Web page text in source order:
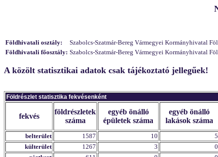
Földhivatali osztály:
Szabolcs-Szatmár-Bereg Vármegyei Kormányhivatal
Földhivatali főosztály: Szabolcs-Szatmár-Bereg Vármegyei Kormányhivatal
A közölt statisztikai adatok csak tájékoztató jellegűek!
Földrészlet statisztika fekvésenként
fekvés
földrészletek
száma
egyéb önálló
épületek száma
egyéb önálló
lakások száma
belterület 1587 10
5
külterület
1267 3
0